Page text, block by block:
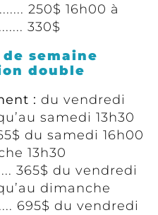
250$ 16h00 à
330$
semaine
double
: du vendredi
samedi 13h30
du samedi 16h00
13h30
365$ du vendredi
dimanche
695$ du vendredi